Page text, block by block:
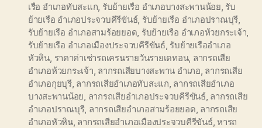
เรือ อำเภอทับสะแก รับย้ายเรือ อำเภอบางสะพานน้อย รับ
ย้ายเรือ อำเภอประจวบคีรีขันธ์, รับย้ายเรือ อำเภอปราณบุรี
รับย้ายเรือ อำเภอสามร้อยยอด รับย้ายเรือ อำเภอห้วยกระเจ้า
รับย้ายเรือ อำเภอเมืองประจวบคีรีขันธ์, รับย้ายเรืออำเภอ
หัวหิน ราคาค่าเช่ารถเครนรายวันรายเดทอน, ลากรถเสีย
อำเภอห้วยกระเจ้า ลากรถเสียบางสะพาน อำเภอ ลากรถเสีย
อำเภอกุยบุรี, ลากรถเสียอำเภอทับสะแก ลากรถเสียอำเภอ
บางสะพานน้อย ลากรถเสียอำเภอประจวบคีรีขันธ์, ลากรถเสีย
อำเภอปราณบุรี, ลากรถเสียอำเภอสามร้อยยอด ลากรถเสีย
อำเภอหัวหิน, ลากรถเสียอำเภอเมืองประจวบคีรีขันธ์,หารถ